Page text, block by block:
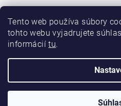
Tento web používa súbory
tohto webu vyjadrujete
informáciítu.
Ako nakupovať
Obchodné podmienky
Copyright 2026